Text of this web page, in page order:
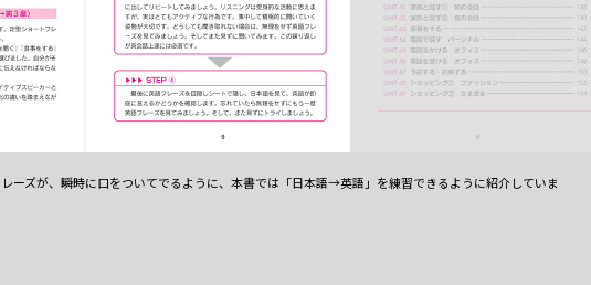
ーズが、瞬時に口をついてでるように、本書では「日本語→英語」を練習できるように紹介していま